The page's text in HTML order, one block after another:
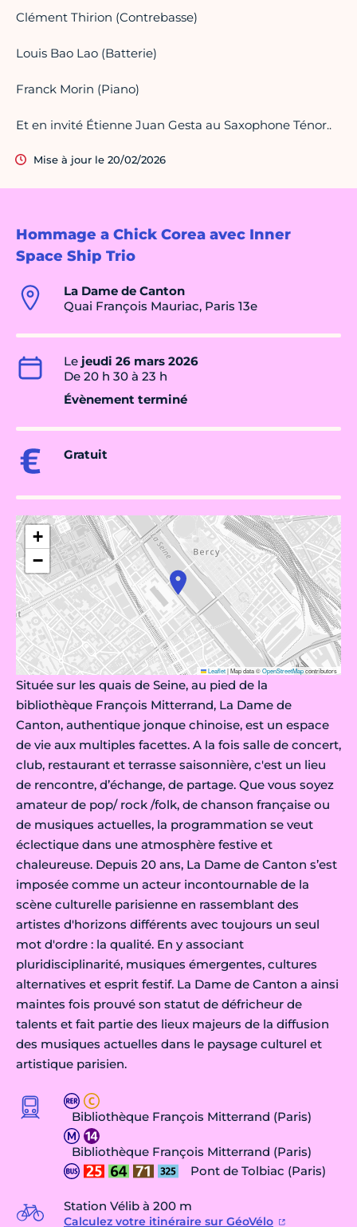
Hommage a Chick Corea avec Inner
Space Ship Trio
La Dame de Canton
Quai François Mauriac, Paris 13e
Le jeudi 26 mars 2026
De 20 h 30 à 23 h
Évènement terminé
Gratuit
+
−
Leaflet|Map data ©OpenStreetMapcontributors
Située sur les quais de Seine, au pied de la
bibliothèque François Mitterrand, La Dame de
Canton, authentique jonque chinoise, est un espace
de vie aux multiples facettes. A la fois salle de concert,
club, restaurant et terrasse saisonnière, c'est un lieu
de rencontre, d’échange, de partage. Que vous soyez
amateur de pop/ rock /folk, de chanson française ou
de musiques actuelles, la programmation se veut
éclectique dans une atmosphère festive et
chaleureuse. Depuis 20 ans, La Dame de Canton s’est
imposée comme un acteur incontournable de la
scène culturelle parisienne en rassemblant des
artistes d'horizons différents avec toujours un seul
mot d'ordre : la qualité. En y associant
pluridisciplinarité, musiques émergentes, cultures
alternatives et esprit festif. La Dame de Canton a ainsi
maintes fois prouvé son statut de défricheur de
talents et fait partie des lieux majeurs de la diffusion
des musiques actuelles dans le paysage culturel et
artistique parisien.
Bibliothèque François Mitterrand (Paris)
Bibliothèque François Mitterrand (Paris)
Pont de Tolbiac (Paris)
Station Vélib à 200 m
Calculez votre itinéraire sur GéoVélo
Clément Thirion (Contrebasse)
Louis Bao Lao (Batterie)
Franck Morin (Piano)
Et en invité Étienne Juan Gesta au Saxophone Ténor..
Mise à jour le 20/02/2026